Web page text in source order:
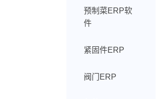
预制菜ERP软
件
紧固件ERP
阀门ERP